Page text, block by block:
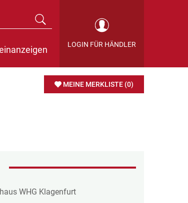
LOGIN FÜR HÄNDLER
MEINE MERKLISTE (0)
WHG Klagenfurt